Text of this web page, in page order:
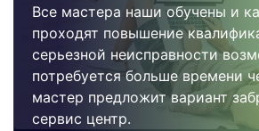
Все мастера наши обучены и
проходят повышение
серьезной неисправности
потребуется больше времени
мастер предложит вариант
сервис центр.